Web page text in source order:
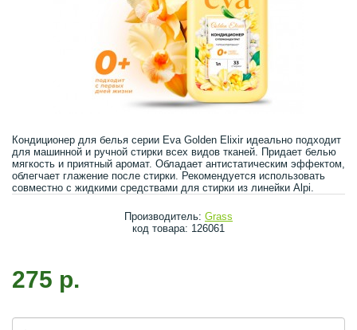
Кондиционер для белья серии Eva Golden Elixir идеально подходит
для машинной и ручной стирки всех видов тканей. Придает белью
мягкость и приятный аромат. Обладает антистатическим эффектом,
облегчает глажение после стирки. Рекомендуется использовать
совместно с жидкими средствами для стирки из линейки Alpi.
Производитель: Grass
код товара: 126061
275 р.